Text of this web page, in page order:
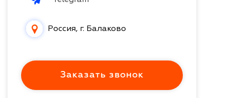
Россия, г. Балаково
Заказать звонок